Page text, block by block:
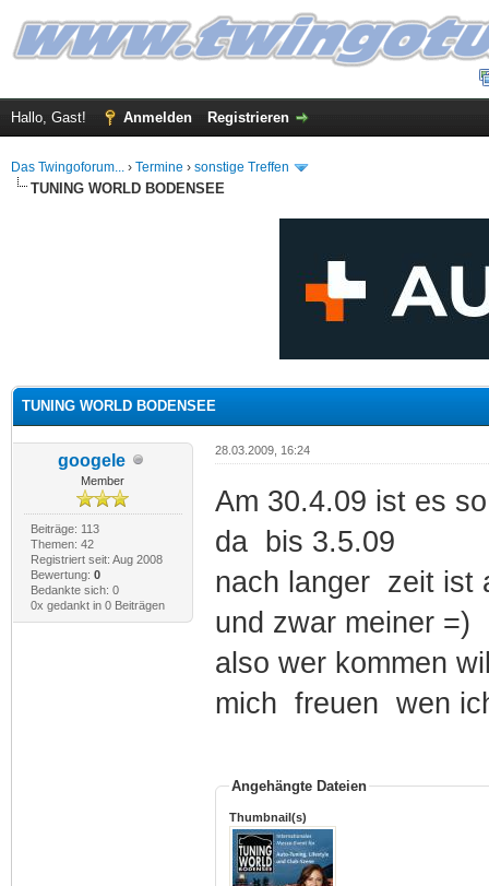
Hallo, Gast! Anmelden Registrieren
Das Twingoforum... › Termine › sonstige Treffen
TUNING WORLD BODENSEE
TUNING WORLD BODENSEE
googele
Member
Beiträge: 113
Themen: 42
Registriert seit: Aug 2008
Bewertung: 0
Bedankte sich: 0
0x gedankt in 0 Beiträgen
28.03.2009, 16:24
Am 30.4.09 ist es
da bis 3.5.09
nach langer zeit ist
und zwar meiner =)
also wer kommen
mich freuen wen
Angehängte Dateien
Thumbnail(s)